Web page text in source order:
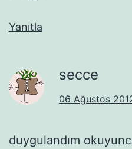
Yanıtla
secce
06 Ağustos
duygulandım